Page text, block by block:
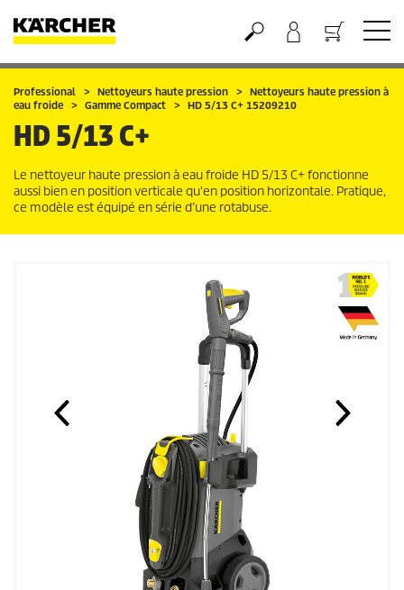
Panier
Professional Nettoyeurs haute pression
Nettoyeurs haute pression à
eau froide
Gamme Compact HD 5/13 C+ 15209210
HD 5/13 C+
Le nettoyeur haute pression à eau froide HD 5/13 C+ fonctionne
aussi bien en position verticale qu'en position horizontale. Pratique,
ce modèle est équipé en série d’une rotabuse.